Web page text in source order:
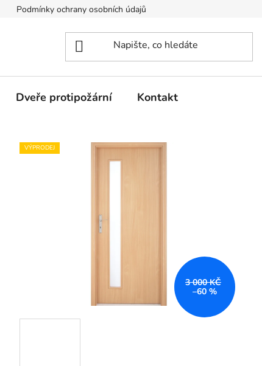
Podmínky ochrany osobních údajů
Dveře protipožární Kontakt
VÝPRODEJ
3 000 KČ
–60 %